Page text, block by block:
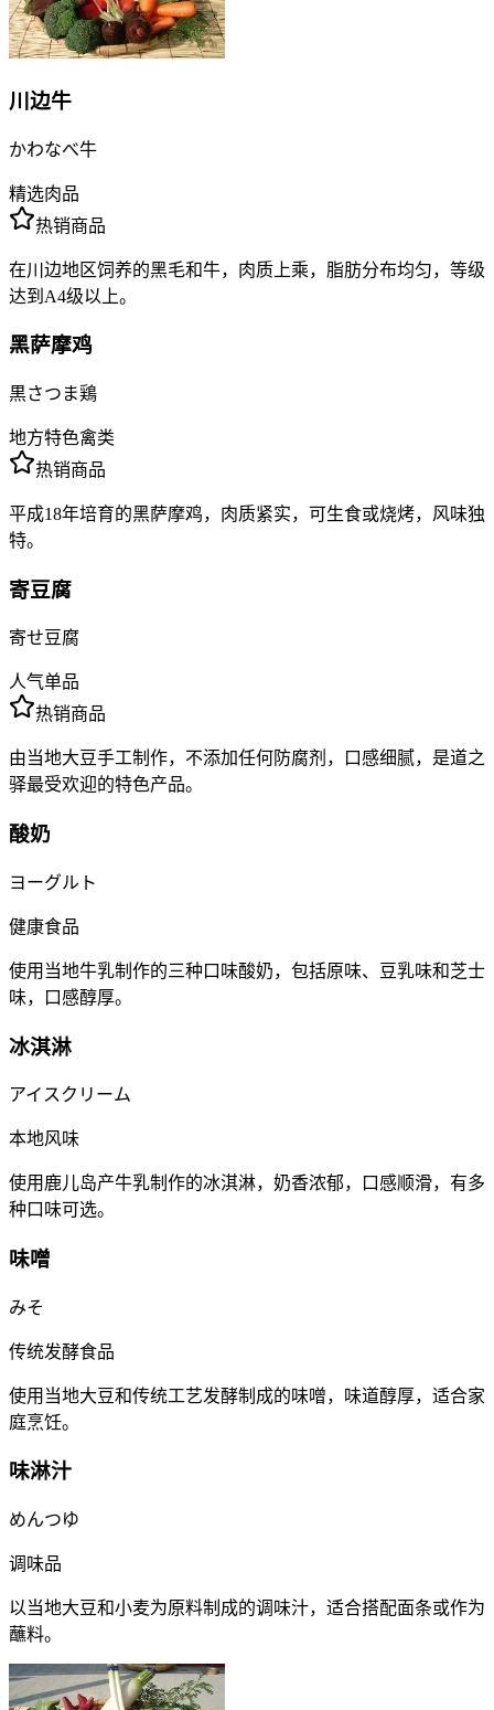
川边牛
かわなべ牛
精选肉品
热销商品
在川边地区饲养的黑毛和牛，肉质上乘，脂肪分布均匀，等级
达到A4级以上。
黑萨摩鸡
黒さつま鶏
地方特色禽类
热销商品
平成18年培育的黑萨摩鸡，肉质紧实，可生食或烧烤，风味独
特。
寄豆腐
寄せ豆腐
人气单品
热销商品
由当地大豆手工制作，不添加任何防腐剂，口感细腻，是道之
驿最受欢迎的特色产品。
酸奶
ヨーグルト
健康食品
使用当地牛乳制作的三种口味酸奶，包括原味、豆乳味和芝士
味，口感醇厚。
冰淇淋
アイスクリーム
本地风味
使用鹿儿岛产牛乳制作的冰淇淋，奶香浓郁，口感顺滑，有多
种口味可选。
味噌
みそ
传统发酵食品
使用当地大豆和传统工艺发酵制成的味噌，味道醇厚，适合家
庭烹饪。
味淋汁
めんつゆ
调味品
以当地大豆和小麦为原料制成的调味汁，适合搭配面条或作为
蘸料。